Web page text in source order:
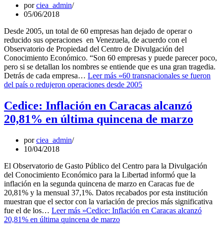
porciea_admin
05/06/2018
Desde 2005, un total de 60 empresas han dejado de operar o
reducido sus operaciones en Venezuela, de acuerdo con el
Observatorio de Propiedad del Centro de Divulgación del
Conocimiento Económico. “Son 60 empresas y puede parecer poco,
pero si se detallan los nombres se entiende que es una gran tragedia.
Detrás de cada empresa… Leer más »60 transnacionales se fueron
del país o redujeron operaciones desde 2005
Cedice: Inflación en Caracas alcanzó
20,81% en última quincena de marzo
porciea_admin
10/04/2018
El Observatorio de Gasto Público del Centro para la Divulgación
del Conocimiento Económico para la Libertad informó que la
inflación en la segunda quincena de marzo en Caracas fue de
20,81% y la mensual 37,1%. Datos recabados por esta institución
muestran que el sector con la variación de precios más significativa
fue el de los… Leer más »Cedice: Inflación en Caracas alcanzó
20,81% en última quincena de marzo